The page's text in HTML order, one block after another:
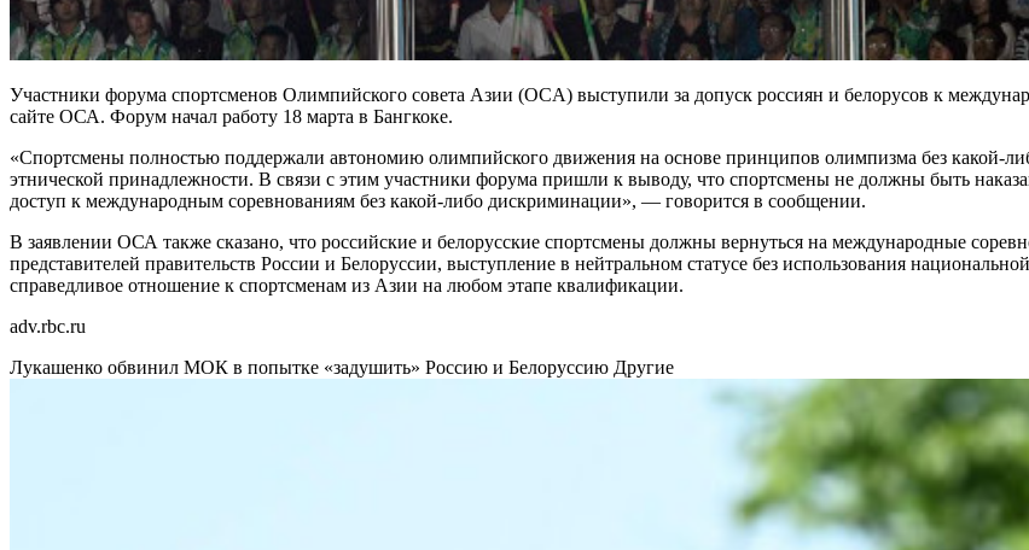
Участники форума спортсменов Олимпийского совета Азии (OCA) выступили за допуск россиян и белорусов к
сайте ОСА. Форум начал работу 18 марта в Бангкоке.
«Спортсмены полностью поддержали автономию олимпийского движения на основе принципов олимпизма без какой-
этнической принадлежности. В связи с этим участники форума пришли к выводу, что спортсмены не должны быть
доступ к международным соревнованиям без какой-либо дискриминации», — говорится в сообщении.
В заявлении ОСА также сказано, что российские и белорусские спортсмены должны вернуться на международные
представителей правительств России и Белоруссии, выступление в нейтральном статусе без использования
справедливое отношение к спортсменам из Азии на любом этапе квалификации.
adv.rbc.ru
Лукашенко обвинил МОК в попытке «задушить» Россию и Белоруссию Другие